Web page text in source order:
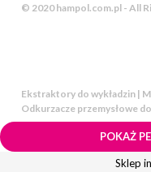
© 2020 hampol.com.pl - All
Ekstraktory do wykładzin |
Odkurzacze przemysłowe
POKAŻ
Sklep